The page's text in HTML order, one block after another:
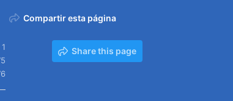
1
Compartir esta página
Share this page